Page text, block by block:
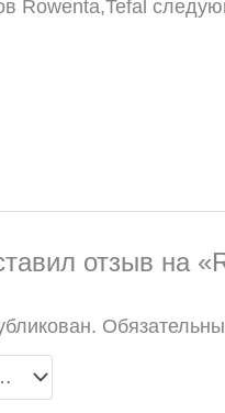
Rowenta,Tefal
отзыв на